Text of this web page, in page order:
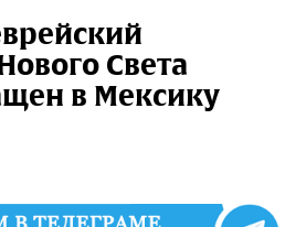
Света
в Мексику